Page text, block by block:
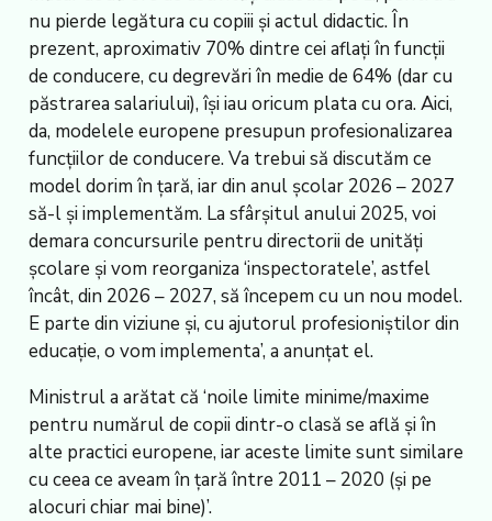
nu pierde legătura cu copiii și actul didactic. În
prezent, aproximativ 70% dintre cei aflați în funcții
de conducere, cu degrevări în medie de 64% (dar cu
păstrarea salariului), își iau oricum plata cu ora. Aici,
da, modelele europene presupun profesionalizarea
funcțiilor de conducere. Va trebui să discutăm ce
model dorim în țară, iar din anul școlar 2026 – 2027
să-l și implementăm. La sfârșitul anului 2025, voi
demara concursurile pentru directorii de unități
școlare și vom reorganiza ‘inspectoratele’, astfel
încât, din 2026 – 2027, să începem cu un nou model.
E parte din viziune și, cu ajutorul profesioniștilor din
educație, o vom implementa’, a anunțat el.
Ministrul a arătat că ‘noile limite minime/maxime
pentru numărul de copii dintr-o clasă se află și în
alte practici europene, iar aceste limite sunt similare
cu ceea ce aveam în țară între 2011 – 2020 (și pe
alocuri chiar mai bine)’.